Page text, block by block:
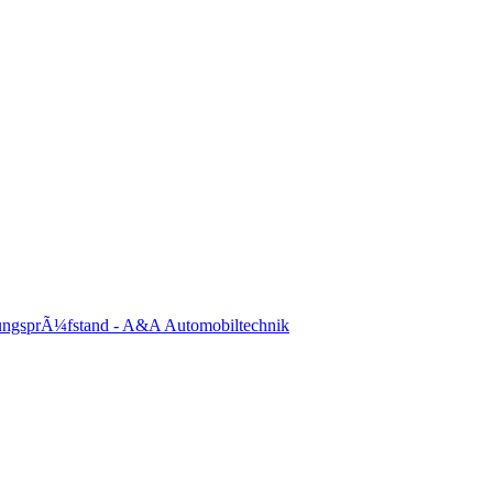
- A&A Automobiltechnik